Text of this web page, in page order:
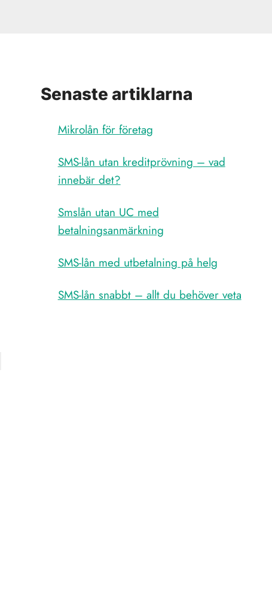
Senaste artiklarna
Mikrolån för företag
SMS-lån utan kreditprövning – vad
innebär det?
Smslån utan UC med
betalningsanmärkning
SMS-lån med utbetalning på helg
SMS-lån snabbt – allt du behöver veta